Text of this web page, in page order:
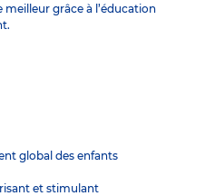
grâce à l’éducation
global des enfants
et stimulant